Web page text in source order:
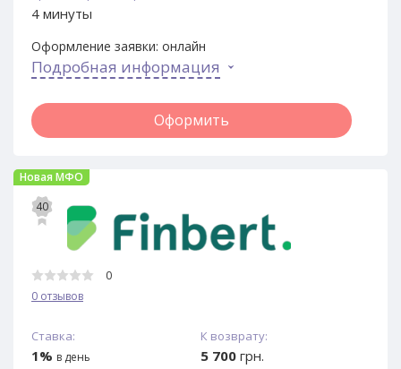
4 минуты
Оформление заявки: онлайн
Подробная информация
Оформить
Новая МФО
40
0
0 отзывов
Ставка:
1% в день
К возврату:
5 700 грн.